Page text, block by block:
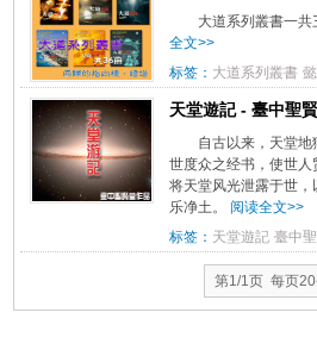
大道系列叢書一
全文>>
标签： 大道系列叢書
天堂遊記 - 臺中聖
自古以来，天堂
世度众之经书，使世
将天堂风光泄露于世
乐净土。 阅读全文>>
标签： 天堂遊記 臺中
第1/1页 每页